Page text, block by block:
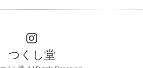
つくし堂